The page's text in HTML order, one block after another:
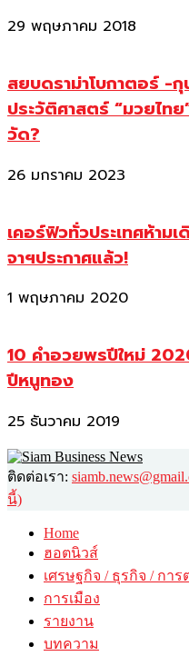
29 พฤษภาคม 2018
สยบดราม่าโบกาตอร์ -
ประวัติศาสตร์ “มวยไท
วัด?
26 มกราคม 2023
เคอร์ฟิวทั่วประเทศห้าม
จาฯประกาศแล้ว!
1 พฤษภาคม 2020
10 คำอวยพรปีใหม่
ปีหนูทอง
25 ธันวาคม 2019
ติดต่อเรา:
นี้)
Home
ฮอตนิวส์
เศรษฐกิจ / ธุรกิจ / การ
การเมือง
รายงาน
บทความ